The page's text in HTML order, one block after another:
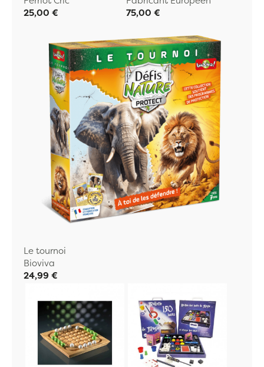
25,00 €
75,00 €
Le tournoi
Bioviva
24,99 €